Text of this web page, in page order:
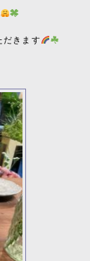
だきます